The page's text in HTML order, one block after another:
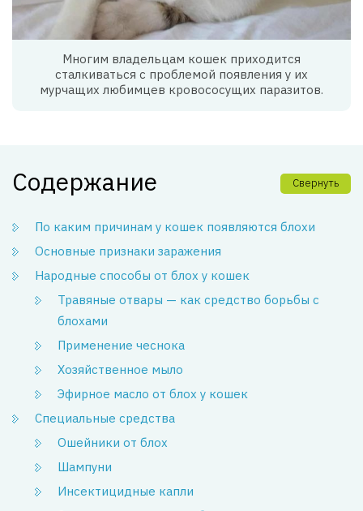
Многим владельцам кошек приходится
сталкиваться с проблемой появления у их
мурчащих любимцев кровососущих паразитов.
Содержание Свернуть
По каким причинам у кошек появляются блохи
Основные признаки заражения
Народные способы от блох у кошек
Травяные отвары — как средство борьбы с
блохами
Применение чеснока
Хозяйственное мыло
Эфирное масло от блох у кошек
Специальные средства
Ошейники от блох
Шампуни
Инсектицидные капли